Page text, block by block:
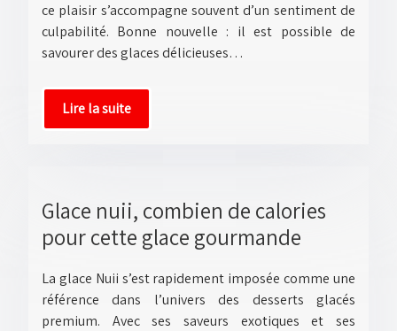
ce plaisir s’accompagne souvent d’un sentiment de
culpabilité. Bonne nouvelle : il est possible de
savourer des glaces délicieuses…
Lire la suite
Glace nuii, combien de calories
pour cette glace gourmande
La glace Nuii s’est rapidement imposée comme une
référence dans l’univers des desserts glacés
premium. Avec ses saveurs exotiques et ses